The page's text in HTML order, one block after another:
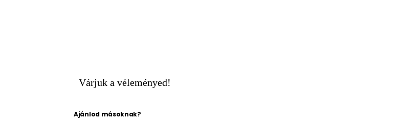
Várjuk a véleményed!
Ajánlod másoknak?